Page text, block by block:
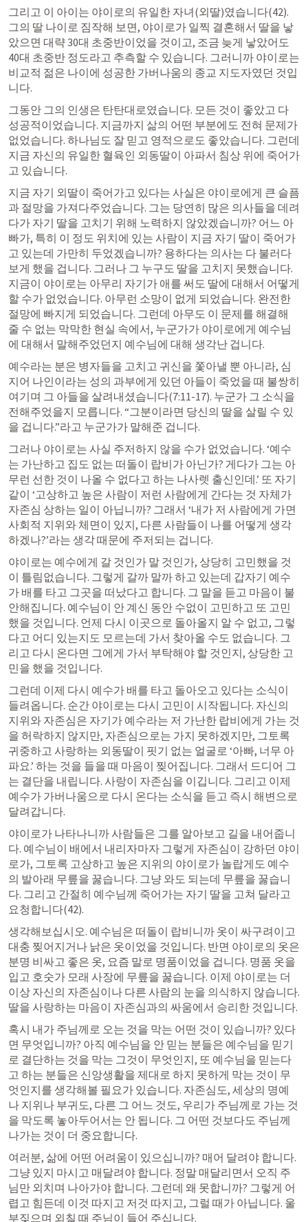
그리고 이 아이는 야이로의 유일한 자녀(외딸)였습니다(42).
그의 딸 나이로 짐작해 보면, 야이로가 일찍 결혼해서 딸을 낳
았으면 대략 30대 초중반이었을 것이고, 조금 늦게 낳았어도
40대 초중반 정도라고 추측할 수 있습니다. 그러니까 야이로는
비교적 젊은 나이에 성공한 가버나움의 종교 지도자였던 것입
니다.
그동안 그의 인생은 탄탄대로였습니다. 모든 것이 좋았고 다
성공적이었습니다. 지금까지 삶의 어떤 부분에도 전혀 문제가
없었습니다. 하나님도 잘 믿고 영적으로도 좋았습니다. 그런데
지금 자신의 유일한 혈육인 외동딸이 아파서 침상 위에 죽어가
고 있습니다.
지금 자기 외딸이 죽어가고 있다는 사실은 야이로에게 큰 슬픔
과 절망을 가져다주었습니다. 그는 당연히 많은 의사들을 데려
다가 자기 딸을 고치기 위해 노력하지 않았겠습니까? 어느 아
빠가, 특히 이 정도 위치에 있는 사람이 지금 자기 딸이 죽어가
고 있는데 가만히 두었겠습니까? 용하다는 의사는 다 불러다
보게 했을 겁니다. 그러나 그 누구도 딸을 고치지 못했습니다.
지금이 야이로는 아무리 자기가 애를 써도 딸에 대해서 어떻게
할 수가 없었습니다. 아무런 소망이 없게 되었습니다. 완전한
절망에 빠지게 되었습니다. 그런데 아무도 이 문제를 해결해
줄 수 없는 막막한 현실 속에서, 누군가가 야이로에게 예수님
에 대해서 말해주었던지 예수님에 대해 생각난 겁니다.
예수라는 분은 병자들을 고치고 귀신을 쫓아낼 뿐 아니라, 심
지어 나인이라는 성의 과부에게 있던 아들이 죽었을 때 불쌍히
여기며 그 아들을 살려내셨습니다(7:11-17). 누군가 그 소식을
전해주었을지 모릅니다. “그분이라면 당신의 딸을 살릴 수 있
을 겁니다.”라고 누군가가 말해준 겁니다.
그러나 야이로는 사실 주저하지 않을 수가 없었습니다. ‘예수
는 가난하고 집도 없는 떠돌이 랍비가 아닌가? 게다가 그는 아
무런 선한 것이 나올 수 없다고 하는 나사렛 출신인데.’ 또 자기
같이 ‘고상하고 높은 사람이 저런 사람에게 간다는 것 자체가
자존심 상하는 일이 아닙니까? 그래서 ‘내가 저 사람에게 가면
사회적 지위와 체면이 있지, 다른 사람들이 나를 어떻게 생각
하겠나?’라는 생각 때문에 주저되는 겁니다.
야이로는 예수에게 갈 것인가 말 것인가, 상당히 고민했을 것
이 틀림없습니다. 그렇게 갈까 말까 하고 있는데 갑자기 예수
가 배를 타고 그곳을 떠났다고 합니다. 그 말을 듣고 마음이 불
안해집니다. 예수님이 안 계신 동안 수없이 고민하고 또 고민
했을 것입니다. 언제 다시 이곳으로 돌아올지 알 수 없고, 그렇
다고 어디 있는지도 모르는데 가서 찾아올 수도 없습니다. 그
리고 다시 온다면 그에게 가서 부탁해야 할 것인지, 상당한 고
민을 했을 것입니다.
그런데 이제 다시 예수가 배를 타고 돌아오고 있다는 소식이
들려옵니다. 순간 야이로는 다시 고민이 시작됩니다. 자신의
지위와 자존심은 자기가 예수라는 저 가난한 랍비에게 가는 것
을 허락하지 않지만, 자존심으로는 가지 못하겠지만, 그토록
귀중하고 사랑하는 외동딸이 핏기 없는 얼굴로 ‘아빠, 너무 아
파요.’ 하는 것을 들을 때 마음이 찢어집니다. 그래서 드디어 그
는 결단을 내립니다. 사랑이 자존심을 이깁니다. 그리고 이제
예수가 가버나움으로 다시 온다는 소식을 듣고 즉시 해변으로
달려갑니다.
야이로가 나타나니까 사람들은 그를 알아보고 길을 내어줍니
다. 예수님이 배에서 내리자마자 그렇게 자존심이 강하던 야이
로가, 그토록 고상하고 높은 지위의 야이로가 놀랍게도 예수
의 발아래 무릎을 꿇습니다. 그냥 와도 되는데 무릎을 꿇습니
다. 그리고 간절히 예수님께 죽어가는 자기 딸을 고쳐 달라고
요청합니다(42).
생각해보십시오. 예수님은 떠돌이 랍비니까 옷이 싸구려이고
대충 찢어지거나 낡은 옷이었을 것입니다. 반면 야이로의 옷은
분명 비싸고 좋은 옷, 요즘 말로 명품이었을 겁니다. 명품 옷을
입고 호숫가 모래 사장에 무릎을 꿇습니다. 이제 야이로는 더
이상 자신의 자존심이나 다른 사람의 눈을 의식하지 않습니다.
딸을 사랑하는 마음이 자존심과의 싸움에서 승리한 것입니다.
혹시 내가 주님께로 오는 것을 막는 어떤 것이 있습니까? 있다
면 무엇입니까? 아직 예수님을 안 믿는 분들은 예수님을 믿기
로 결단하는 것을 막는 그것이 무엇인지, 또 예수님을 믿는다
고 하는 분들은 신앙생활을 제대로 하지 못하게 막는 것이 무
엇인지를 생각해볼 필요가 있습니다. 자존심도, 세상의 명예
나 지위나 부귀도, 다른 그 어느 것도, 우리가 주님께로 가는 것
을 막도록 놓아두어서는 안 됩니다. 그 어떤 것보다도 주님께
나가는 것이 더 중요합니다.
여러분, 삶에 어떤 어려움이 있으십니까? 매어 달려야 합니다.
그냥 있지 마시고 매달려야 합니다. 정말 매달리면서 오직 주
님만 외치며 나아가야 합니다. 그런데 왜 못합니까? 그렇게 어
렵고 힘든데 이것 따지고 저것 따지고, 그럴 때가 아닙니다. 울
부짖으며 외칠 때 주님이 들어 주십니다.